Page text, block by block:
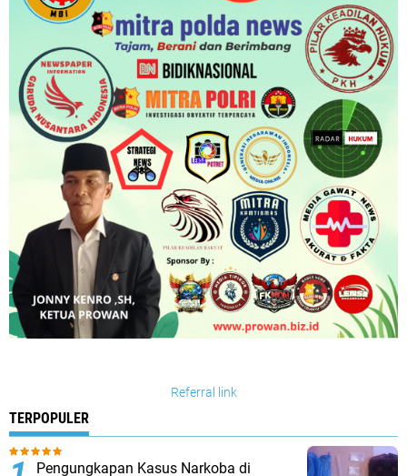
Referral link
TERPOPULER
Pengungkapan Kasus Narkoba di